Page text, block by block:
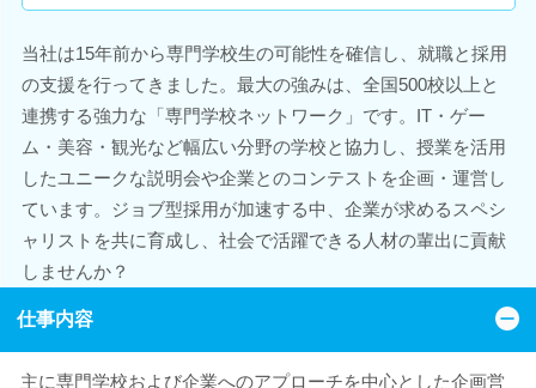
当社は15年前から専門学校生の可能性を確信し、就職と採用
の支援を行ってきました。最大の強みは、全国500校以上と
連携する強力な「専門学校ネットワーク」です。IT・ゲー
ム・美容・観光など幅広い分野の学校と協力し、授業を活用
したユニークな説明会や企業とのコンテストを企画・運営し
ています。ジョブ型採用が加速する中、企業が求めるスペシ
ャリストを共に育成し、社会で活躍できる人材の輩出に貢献
しませんか？
仕事内容
主に専門学校および企業へのアプローチを中心とした企画営